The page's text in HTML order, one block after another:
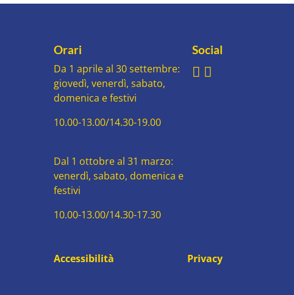
Orari
Da 1 aprile al 30 settembre:
giovedì, venerdì, sabato,
domenica e festivi
10.00-13.00/14.30-19.00
Dal 1 ottobre al 31 marzo:
venerdì, sabato, domenica e
festivi
10.00-13.00/14.30-17.30
Social
Accessibilità Privacy